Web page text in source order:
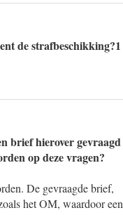
de strafbeschikking?1
brief hierover gevraagd
op deze vragen?
De gevraagde brief,
het OM, waardoor een